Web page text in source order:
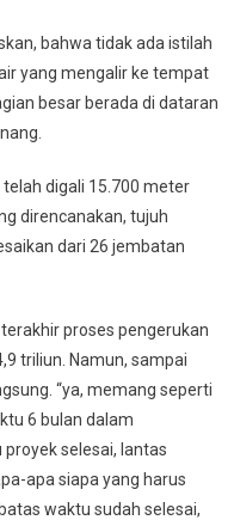
bahwa tidak ada istilah
yang mengalir ke tempat
besar berada di dataran
digali 15.700 meter
direncanakan, tujuh
dari 26 jembatan
proses pengerukan
triliun. Namun, sampai
“ya, memang seperti
6 bulan dalam
selesai, lantas
apa siapa yang harus
waktu sudah selesai,